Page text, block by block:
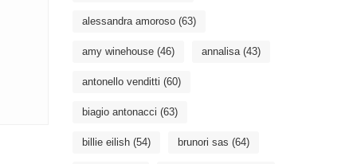
alessandra amoroso (63)
amy winehouse (46) annalisa(43)
antonello venditti (60)
biagio antonacci (63)
billie eilish (54) brunori sas (64)